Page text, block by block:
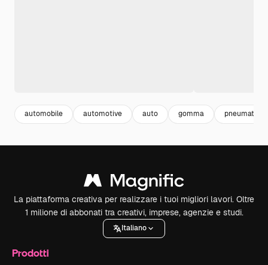
automobile automotive auto gomma pneumatici
La piattaforma creativa per realizzare i tuoi migliori lavori. Oltre
1 milione di abbonati tra creativi, imprese, agenzie e studi.
Italiano
Prodotti